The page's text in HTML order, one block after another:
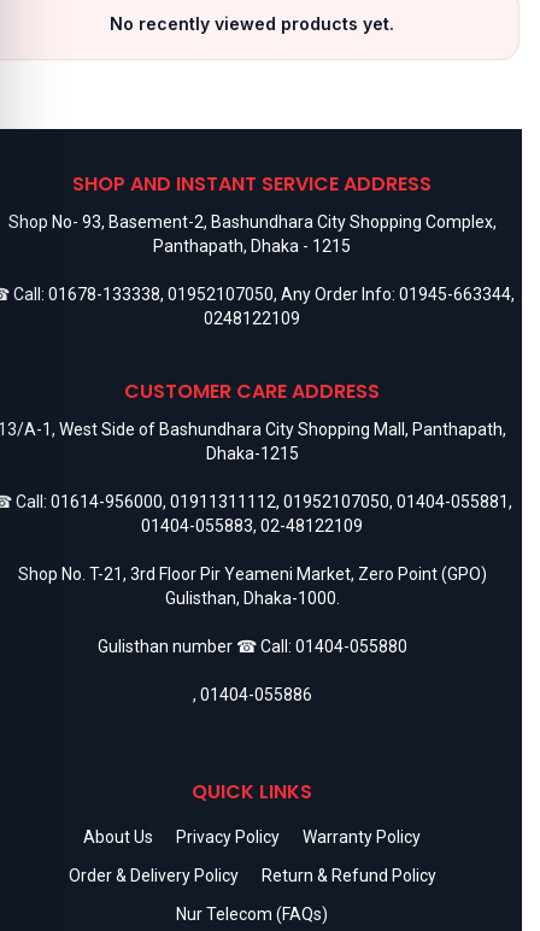
No recently viewed products yet.
SHOP AND INSTANT SERVICE ADDRESS
Shop No- 93, Basement-2, Bashundhara City Shopping Complex,
Panthapath, Dhaka - 1215
Call: 01678-133338, 01952107050, Any Order Info: 01945-663344,
0248122109
CUSTOMER CARE ADDRESS
A-1, West Side of Bashundhara City Shopping Mall, Panthapath,
Dhaka-1215
Call: 01614-956000, 01911311112, 01952107050, 01404-055881,
01404-055883, 02-48122109
Shop No. T-21, 3rd Floor Pir Yeameni Market, Zero Point (GPO)
Gulisthan, Dhaka-1000.
Gulisthan number ☎ Call: 01404-055880
, 01404-055886
QUICK LINKS
About Us Privacy Policy
Warranty Policy
Order & Delivery Policy
Return & Refund Policy
Nur Telecom (FAQs)